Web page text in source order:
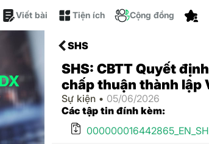
Viết bài Tiện ích Cộng đồng
SHS
SHS: CBTT Quyết
chấp thuận thành lập
Sự kiện • 05/06/2026
Các tập tin đính kèm: